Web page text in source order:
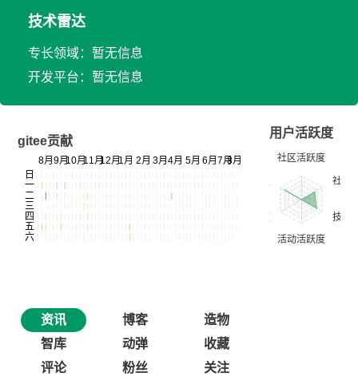
技术雷达
专长领域：暂无信息
开发平台：暂无信息
gitee贡献
用户活跃度
资讯 博客
造物
智库
动弹
收藏
评论
粉丝 关注